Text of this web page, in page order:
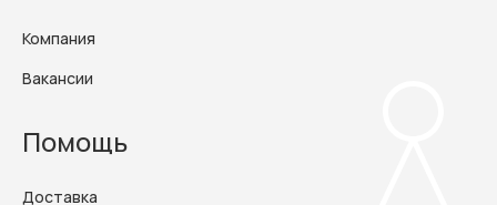
Компания
Вакансии
Помощь
Доставка